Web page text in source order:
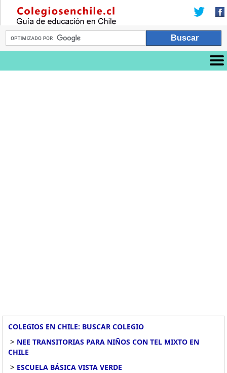
COLEGIOS EN CHILE: BUSCAR COLEGIO
> NEE TRANSITORIAS PARA NIÑOS CON TEL MIXTO EN
CHILE
> ESCUELA BÁSICA VISTA VERDE